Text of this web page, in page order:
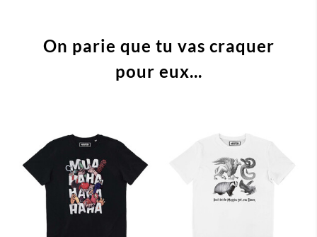
On parie que tu vas craquer
pour eux...